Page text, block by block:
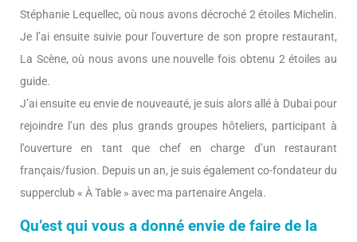
Stéphanie Lequellec, où nous avons décroché 2 étoiles Michelin.
Je l’ai ensuite suivie pour l’ouverture de son propre restaurant,
La Scène, où nous avons une nouvelle fois obtenu 2 étoiles au
guide.
J’ai ensuite eu envie de nouveauté, je suis alors allé à Dubai pour
rejoindre l’un des plus grands groupes hôteliers, participant à
l’ouverture en tant que chef en charge d’un restaurant
français/fusion. Depuis un an, je suis également co-fondateur du
supperclub « À Table » avec ma partenaire Angela.
Qu’est qui vous a donné envie de faire de la